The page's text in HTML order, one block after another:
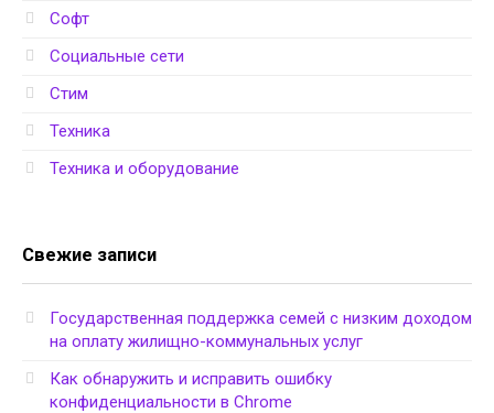
Софт
Социальные сети
Стим
Техника
Техника и оборудование
Свежие записи
Государственная поддержка семей с низким доходом
на оплату жилищно-коммунальных услуг
Как обнаружить и исправить ошибку
конфиденциальности в Chrome